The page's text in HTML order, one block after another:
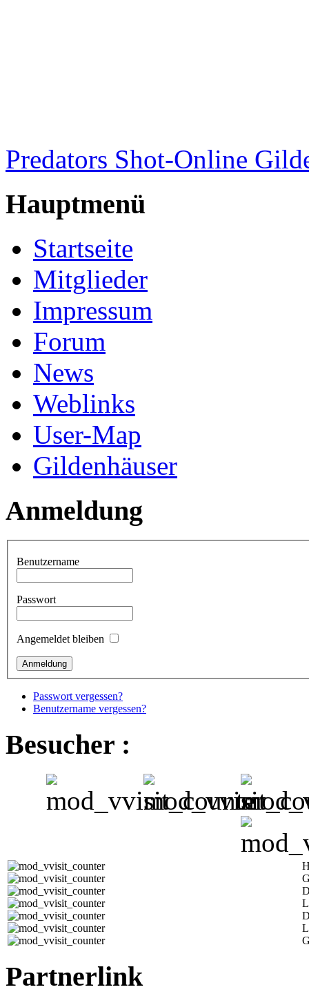
Predators Shot-Online
Hauptmenü
Startseite
Mitglieder
Impressum
Forum
News
Weblinks
User-Map
Gildenhäuser
Anmeldung
Benutzername
Passwort
Angemeldet bleiben
Passwort vergessen?
Benutzername vergessen?
Besucher :
Partnerlink